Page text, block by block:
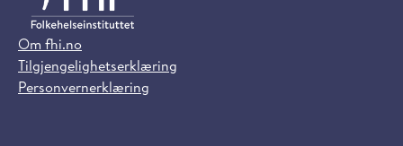
Om fhi.no
Tilgjengelighetserklæring
Personvernerklæring